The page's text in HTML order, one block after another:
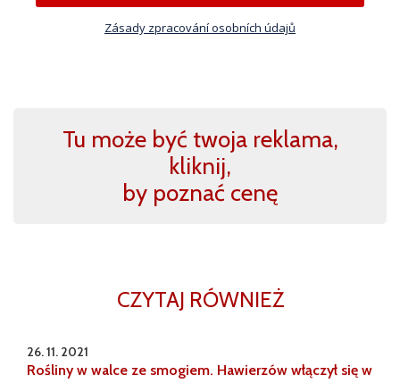
Zásady zpracování osobních údajů
Tu może być twoja reklama,
kliknij,
by poznać cenę
CZYTAJ RÓWNIEŻ
26. 11. 2021
Rośliny w walce ze smogiem. Hawierzów włączył się w